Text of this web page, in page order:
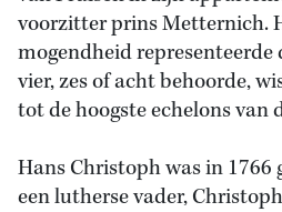
voorzitter prins Metternich.
mogendheid
vier, zes of acht behoorde,
tot de hoogste echelons van
Hans Christoph was in 1766
een lutherse vader,